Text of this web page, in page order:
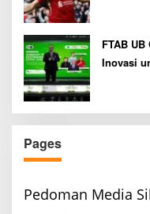
FTAB
Inovasi
Pages
Pedoman Media